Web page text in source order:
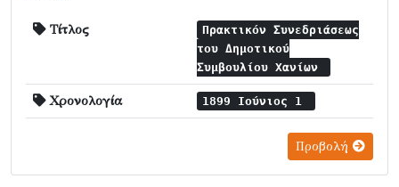
Τίτλος
Πρακτικόν Συνεδριάσεως
του Δημοτικού
Συμβουλίου Χανίων
Χρονολογία 1899 Ιούνιος 1
Προβολή